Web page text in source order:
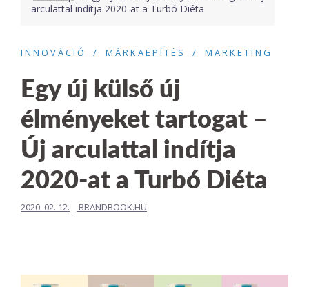
arculattal indítja 2020-at a Turbó Diéta
INNOVÁCIÓ MÁRKAÉPÍTÉS MARKETING
Egy új külső új
élményeket tartogat –
Új arculattal indítja
2020-at a Turbó Diéta
2020. 02. 12. BRANDBOOK.HU